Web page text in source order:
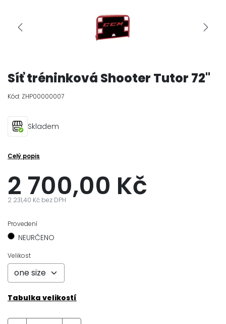
Síť tréninková Shooter Tutor 72"
Kód: ZHP00000007
Skladem
Celý popis
2 700,00 Kč
2 231,40 Kč bez DPH
Provedení
NEURČENO
Velikost
Tabulka velikostí